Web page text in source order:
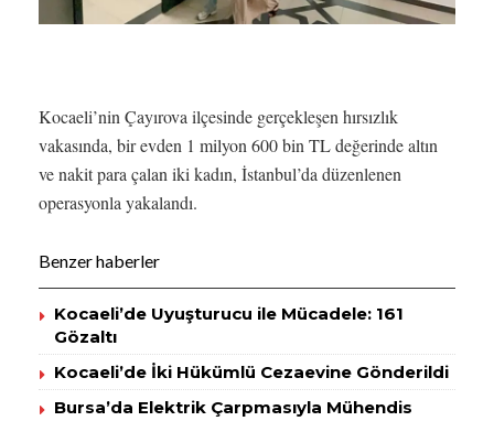
Kocaeli’nin Çayırova ilçesinde gerçekleşen hırsızlık
vakasında, bir evden 1 milyon 600 bin TL değerinde altın
ve nakit para çalan iki kadın, İstanbul’da düzenlenen
operasyonla yakalandı.
Benzer haberler
Kocaeli’de Uyuşturucu ile Mücadele: 161
Gözaltı
Kocaeli’de İki Hükümlü Cezaevine Gönderildi
Bursa’da Elektrik Çarpmasıyla Mühendis